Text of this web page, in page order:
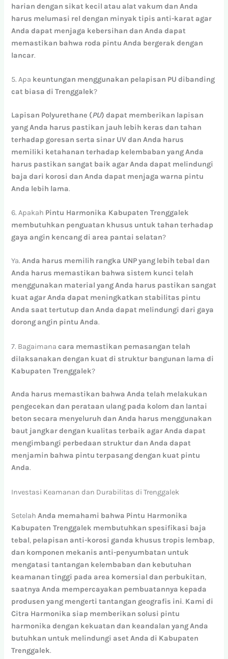
harian dengan sikat kecil atau alat vakum dan Anda
harus melumasi rel dengan minyak tipis anti-karat agar
Anda dapat menjaga kebersihan dan Anda dapat
memastikan bahwa roda pintu Anda bergerak dengan
lancar.
5. Apa keuntungan menggunakan pelapisan PU dibanding
cat biasa di Trenggalek?
Lapisan Polyurethane (PU) dapat memberikan lapisan
yang Anda harus pastikan jauh lebih keras dan tahan
terhadap goresan serta sinar UV dan Anda harus
memiliki ketahanan terhadap kelembaban yang Anda
harus pastikan sangat baik agar Anda dapat melindungi
baja dari korosi dan Anda dapat menjaga warna pintu
Anda lebih lama.
6. Apakah Pintu Harmonika Kabupaten Trenggalek
membutuhkan penguatan khusus untuk tahan terhadap
gaya angin kencang di area pantai selatan?
Ya.Anda harus memilih rangka UNP yang lebih tebal dan
Anda harus memastikan bahwa sistem kunci telah
menggunakan material yang Anda harus pastikan sangat
kuat agar Anda dapat meningkatkan stabilitas pintu
Anda saat tertutup dan Anda dapat melindungi dari gaya
dorong angin pintu Anda.
7. Bagaimanacara memastikan pemasangan telah
dilaksanakan dengan kuat di struktur bangunan lama di
Kabupaten Trenggalek?
Anda harus memastikan bahwa Anda telah melakukan
pengecekan dan perataan ulang pada kolom dan lantai
beton secara menyeluruh dan Anda harus menggunakan
baut jangkar dengan kualitas terbaik agar Anda dapat
mengimbangi perbedaan struktur dan Anda dapat
menjamin bahwa pintu terpasang dengan kuat pintu
Anda.
Investasi Keamanan dan Durabilitas di Trenggalek
SetelahAnda memahami bahwa Pintu Harmonika
Kabupaten Trenggalek membutuhkan spesifikasi baja
tebal, pelapisan anti-korosi ganda khusus tropis lembap,
dan komponen mekanis anti-penyumbatan untuk
mengatasi tantangan kelembaban dan kebutuhan
keamanan tinggi pada area komersial dan perbukitan,
saatnya Anda mempercayakan pembuatannya kepada
produsen yang mengerti tantangan geografis ini. Kami di
Citra Harmonika siap memberikan solusi pintu
harmonika dengan kekuatan dan keandalan yang Anda
butuhkan untuk melindungi aset Anda di Kabupaten
Trenggalek.